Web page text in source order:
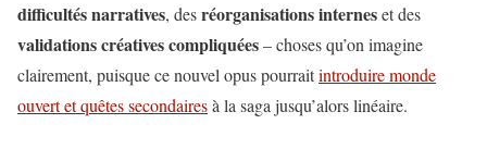
difficultés narratives, desréorganisations interneset des
validations créatives compliquées– choses qu’on imagine
clairement, puisque ce nouvel opus pourraitintroduire monde
ouvert et quêtes secondairesà la saga jusqu’alors linéaire.